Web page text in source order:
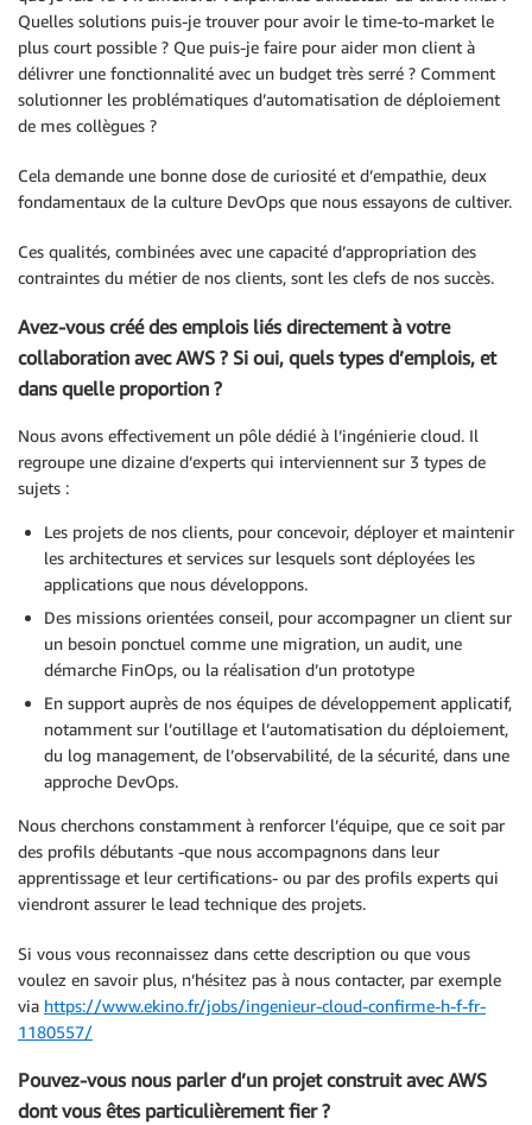
Quelles solutions puis-je trouver pour avoir le time-to-market le
plus court possible ? Que puis-je faire pour aider mon client à
délivrer une fonctionnalité avec un budget très serré ? Comment
solutionner les problématiques d’automatisation de déploiement
de mes collègues ?
Cela demande une bonne dose de curiosité et d’empathie, deux
fondamentaux de la culture DevOps que nous essayons de cultiver.
Ces qualités, combinées avec une capacité d’appropriation des
contraintes du métier de nos clients, sont les clefs de nos succès.
Avez-vous créé des emplois liés directement à votre
collaboration avec AWS ? Si oui, quels types d’emplois, et
dans quelle proportion ?
Nous avons effectivement un pôle dédié à l’ingénierie cloud. Il
regroupe une dizaine d’experts qui interviennent sur 3 types de
sujets :
Les projets de nos clients, pour concevoir, déployer et maintenir
les architectures et services sur lesquels sont déployées les
applications que nous développons.
Des missions orientées conseil, pour accompagner un client sur
un besoin ponctuel comme une migration, un audit, une
démarche FinOps, ou la réalisation d’un prototype
En support auprès de nos équipes de développement applicatif,
notamment sur l’outillage et l’automatisation du déploiement,
du log management, de l’observabilité, de la sécurité, dans une
approche DevOps.
Nous cherchons constamment à renforcer l’équipe, que ce soit par
des profils débutants -que nous accompagnons dans leur
apprentissage et leur certifications- ou par des profils experts qui
viendront assurer le lead technique des projets.
Si vous vous reconnaissez dans cette description ou que vous
voulez en savoir plus, n’hésitez pas à nous contacter, par exemple
via https://www.ekino.fr/jobs/ingenieur-cloud-confirme-h-f-fr-
1180557/
Pouvez-vous nous parler d’un projet construit avec AWS
dont vous êtes particulièrement fier ?